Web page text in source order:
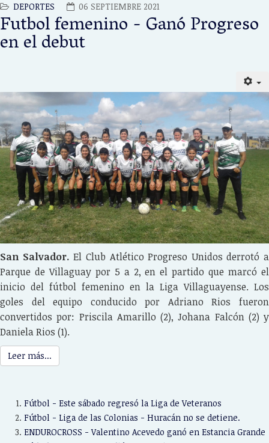
DEPORTES 06 SEPTIEMBRE 2021
Futbol femenino - Ganó Progreso
en el debut
San Salvador. El Club Atlético Progreso Unidos derrotó a
Parque de Villaguay por 5 a 2, en el partido que marcó el
inicio del fútbol femenino en la Liga Villaguayense. Los
goles del equipo conducido por Adriano Rios fueron
convertidos por: Priscila Amarillo (2), Johana Falcón (2) y
Daniela Rios (1).
Leer más...
Fútbol - Este sábado regresó la Liga de Veteranos
Fútbol - Liga de las Colonias - Huracán no se detiene.
ENDUROCROSS - Valentino Acevedo ganó en Estancia Grande